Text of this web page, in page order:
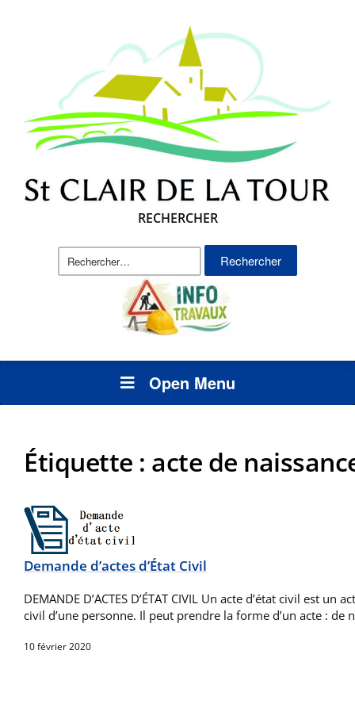
RECHERCHER
Rechercher :
Open Menu
Étiquette : acte de
Demande d’actes d’État Civil
DEMANDE D’ACTES D’ÉTAT CIVIL Un acte d’état civil est un
civil d’une personne. Il peut prendre la forme d’un acte : de
10 février 2020